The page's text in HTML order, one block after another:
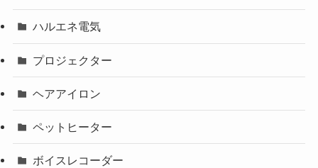
ハルエネ電気
プロジェクター
ヘアアイロン
ペットヒーター
ボイスレコーダー